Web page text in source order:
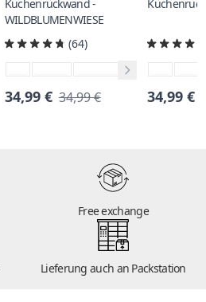
Küchenrückwand -
WILDBLUMENWIESE
(64)
34,99 € 34,99 € 34,99 €
Free exchange
Lieferung auch an Packstation